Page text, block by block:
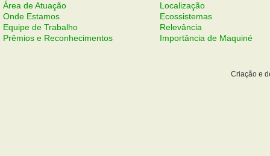
Área de Atuação
Onde Estamos
Equipe de Trabalho
Prêmios e Reconhecimentos
Localização
Ecossistemas
Relevância
Importância de Maquiné
Criação e